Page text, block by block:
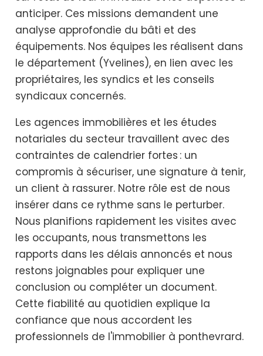
anticiper. Ces missions demandent une
analyse approfondie du bâti et des
équipements. Nos équipes les réalisent dans
le département (Yvelines), en lien avec les
propriétaires, les syndics et les conseils
syndicaux concernés.
Les agences immobilières et les études
notariales du secteur travaillent avec des
contraintes de calendrier fortes : un
compromis à sécuriser, une signature à tenir,
un client à rassurer. Notre rôle est de nous
insérer dans ce rythme sans le perturber.
Nous planifions rapidement les visites avec
les occupants, nous transmettons les
rapports dans les délais annoncés et nous
restons joignables pour expliquer une
conclusion ou compléter un document.
Cette fiabilité au quotidien explique la
confiance que nous accordent les
professionnels de l'immobilier à ponthevrard.